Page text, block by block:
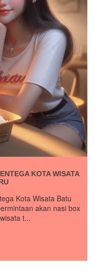
KOTA WISATA
Kota Wisata Batu
akan nasi box
t...